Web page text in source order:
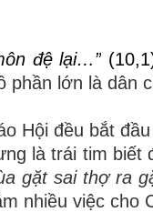
đệ lại…”
phần lớn là dân
Hội đều bắt
là trái tim
gặt sai thợ ra
nhiều việc cho